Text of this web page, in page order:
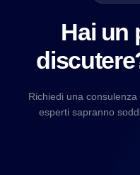
Hai un
Richiedi una
esperti sapranno